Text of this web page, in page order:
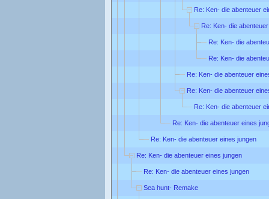
Re: Ken- die abenteuer
Re: Ken- die
Re: Ken- die
Re: Ken- die
Re: Ken- die abenteuer
Re: Ken- die abenteuer
Re: Ken- die abenteuer
Re: Ken- die abenteuer eines
Re: Ken- die abenteuer eines jungen
Re: Ken- die abenteuer eines jungen
Re: Ken- die abenteuer eines jungen
Sea hunt- Remake